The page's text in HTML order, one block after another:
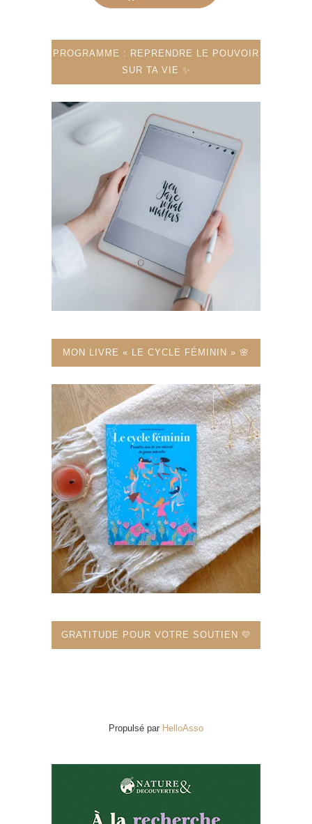
PROGRAMME : REPRENDRE LE POUVOIR
SUR TA VIE ✨
MON LIVRE « LE CYCLE FÉMININ » 🌸
GRATITUDE POUR VOTRE SOUTIEN 💛
Propulsé par HelloAsso